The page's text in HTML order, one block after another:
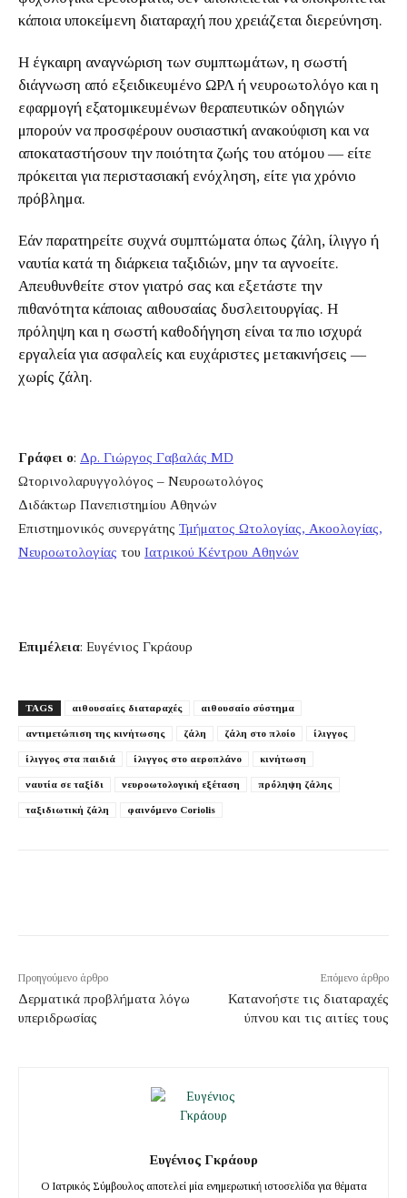
κάποια υποκείμενη διαταραχή που χρειάζεται διερεύνηση.
Η έγκαιρη αναγνώριση των συμπτωμάτων, η σωστή
διάγνωση από εξειδικευμένο ΩΡΛ ή νευροωτολόγο και η
εφαρμογή εξατομικευμένων θεραπευτικών οδηγιών
μπορούν να προσφέρουν ουσιαστική ανακούφιση και να
αποκαταστήσουν την ποιότητα ζωής του ατόμου — είτε
πρόκειται για περιστασιακή ενόχληση, είτε για χρόνιο
πρόβλημα.
Εάν παρατηρείτε συχνά συμπτώματα όπως ζάλη, ίλιγγο ή
ναυτία κατά τη διάρκεια ταξιδιών, μην τα αγνοείτε.
Απευθυνθείτε στον γιατρό σας και εξετάστε την
πιθανότητα κάποιας αιθουσαίας δυσλειτουργίας. Η
πρόληψη και η σωστή καθοδήγηση είναι τα πιο ισχυρά
εργαλεία για ασφαλείς και ευχάριστες μετακινήσεις —
χωρίς ζάλη.
Γράφει ο: Δρ. Γιώργος Γαβαλάς MD
Ωτορινολαρυγγολόγος – Νευροωτολόγος
Διδάκτωρ Πανεπιστημίου Αθηνών
Επιστημονικός συνεργάτης Τμήματος Ωτολογίας, Ακοολογίας,
Νευροωτολογίας του Ιατρικού Κέντρου Αθηνών
Επιμέλεια: Ευγένιος Γκράουρ
TAGS αιθουσαίες διαταραχές αιθουσαίο σύστημα
αντιμετώπιση της κινήτωσης ζάλη ζάλη στο πλοίο ίλιγγος
ίλιγγος στα παιδιά ίλιγγος στο αεροπλάνο κινήτωση
ναυτία σε ταξίδι νευροωτολογική εξέταση πρόληψη ζάλης
ταξιδιωτική ζάλη φαινόμενο Coriolis
Προηγούμενο άρθρο
Δερματικά προβλήματα λόγω
υπεριδρωσίας
Επόμενο άρθρο
Κατανοήστε τις διαταραχές
ύπνου και τις αιτίες τους
Ευγένιος Γκράουρ
Ο Ιατρικός Σύμβουλος αποτελεί μία ενημερωτική ιστοσελίδα για θέματα